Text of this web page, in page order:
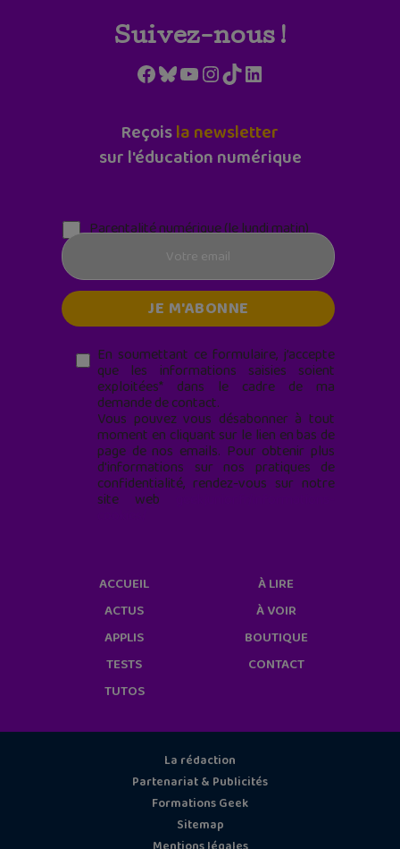
Suivez-nous !
Facebook
Bluesky
YouTube
Instagram
TikTokLinkedIn
Reçoisla newsletter
sur l'éducation numérique
Parentalité numérique (le lundi matin)
En soumettant ce formulaire, j’accepte
que les informations saisies soient
exploitées* dans le cadre de ma
demande de contact.
Vous pouvez vous désabonner à tout
moment en cliquant sur le lien en bas de
page de nos emails. Pour obtenir plus
d'informations sur nos pratiques de
confidentialité, rendez-vous sur notre
site web
ACCUEIL
ACTUS
APPLIS
TESTS
TUTOS
À LIRE
À VOIR
BOUTIQUE
CONTACT
La rédaction
Partenariat & Publicités
Formations Geek
Sitemap